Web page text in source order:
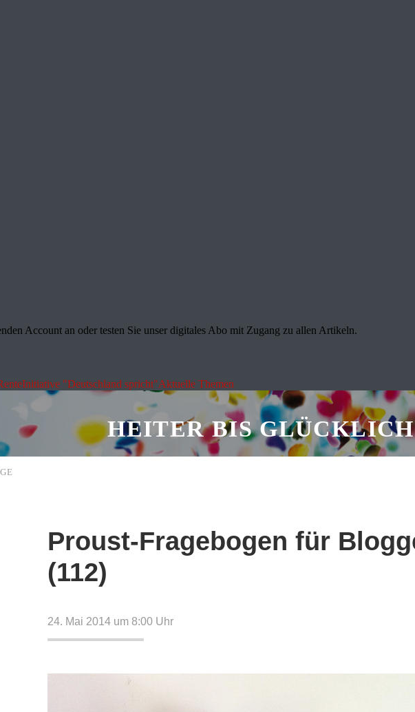
Account an oder testen Sie unser digitales Abo mit Zugang zu allen Artikeln.
Initiative "Deutschland spricht"Aktuelle Themen
HEITER BIS GLÜCKLICH
Proust-Fragebogen für
(112)
24. Mai 2014 um 8:00 Uhr